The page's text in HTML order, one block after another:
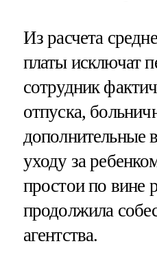
Из расчета
платы исключат
сотрудник
отпуска,
дополнительные
уходу за
простои по вине
продолжила
агентства.